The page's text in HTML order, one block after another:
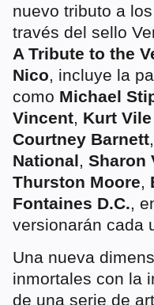
nuevo tributo a
través del sello
A Tribute to the
Nico, incluye la
como Michael
Vincent, Kurt
Courtney Barnett,
National, Sharon
Thurston Moore,
Fontaines D.C.,
versionarán cada
Una nueva
inmortales con la
de una serie de